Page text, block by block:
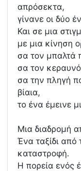
απρόσεκτα,
γίνανε οι δύο
Και σε μια
με μια κίνηση
σα τον μπαλτά
σα τον
σα την πληγή
βίαια,
το ένα έμεινε
Μια διαδρομή
Ένα ταξίδι
καταστροφή.
Η πορεία ενός